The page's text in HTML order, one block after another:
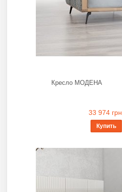
Кресло МОДЕНА
33 974 грн.
Купить